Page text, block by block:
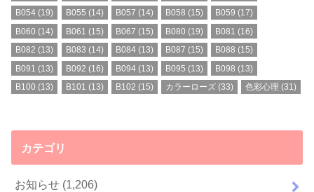
B054 (19) B055 (14) B057 (14) B058 (15) B059 (17)
B060 (14) B061 (15) B067 (15) B080 (19) B081 (16)
B082 (13) B083 (14) B084(13) B087 (15) B088 (15)
B091 (13) B092 (16) B094(13) B095 (13) B098 (13)
B100 (13) B101 (13) B102 (15) カラーローズ (33) 色彩心理 (31)
カテゴリ
お知らせ (1,206)